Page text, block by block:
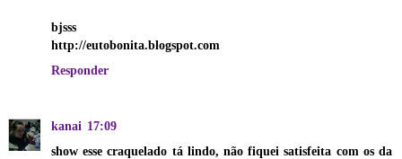
bjsss
http://eutobonita.blogspot.com
Responder
kanai 17:09
show esse craquelado tá lindo, não fiquei satisfeita com os da